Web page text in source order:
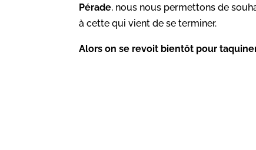
Pérade, nous nous permettons de
à cette qui vient de se terminer.
Alors on se revoit bientôt pour